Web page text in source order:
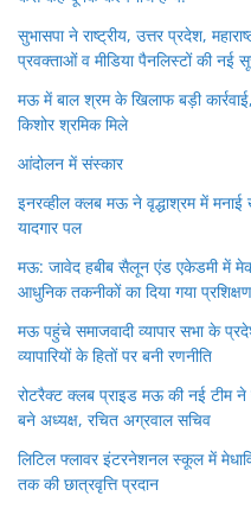
सुभासपा ने राष्ट्रीय, उत्तर प्रदेश,
प्रवक्ताओं व मीडिया पैनलिस्टों की नई
मऊ में बाल श्रम के खिलाफ बड़ी
किशोर श्रमिक मिले
आंदोलन में संस्कार
इनरव्हील क्लब मऊ ने वृद्धाश्रम में मनाई
यादगार पल
मऊ: जावेद हबीब सैलून एंड एकेडमी में
आधुनिक तकनीकों का दिया गया प्रशिक्षण
मऊ पहुंचे समाजवादी व्यापार सभा के
व्यापारियों के हितों पर बनी रणनीति
रोटरैक्ट क्लब प्राइड मऊ की नई टीम ने
बने अध्यक्ष, रचित अग्रवाल सचिव
लिटिल फ्लावर इंटरनेशनल स्कूल में
तक की छात्रवृत्ति प्रदान